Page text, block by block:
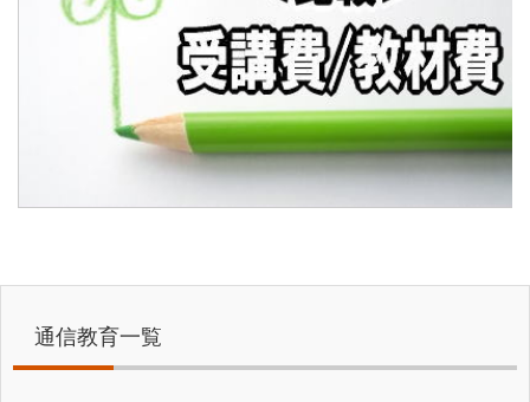
通信教育一覧